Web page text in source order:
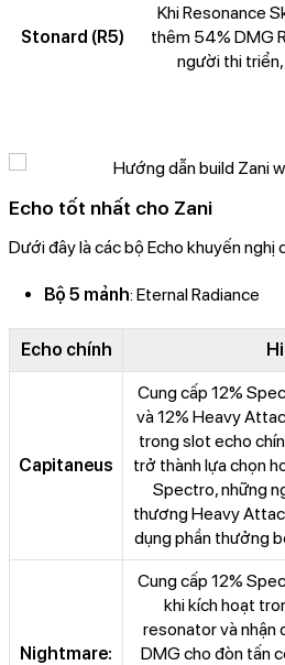
Stonard (R5)
Khi Resonance
thêm 54% DMG
người thi
Echo tốt nhất cho Zani
Dưới đây là các bộ Echo khuyến nghị
Bộ 5 mảnh: Eternal Radiance
Echo chính
Capitaneus
Cung cấp 12%
và 12% Heavy
trong slot echo
trở thành lựa chọn
Spectro, những
thương Heavy
dụng phần thưởng
Nightmare:
Cung cấp 12%
khi kích hoạt
resonator và nhận
DMG cho đòn tấn